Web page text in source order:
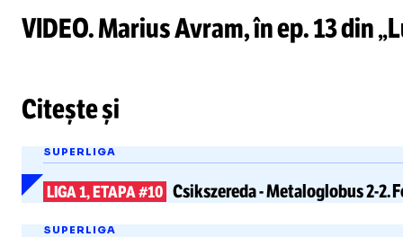
VIDEO. Marius Avram, în ep. 13 din
Citește și
SUPERLIGA
LIGA 1, ETAPA #10 Csikszereda-Metaloglobus 2-2.
SUPERLIGA